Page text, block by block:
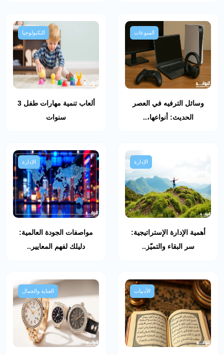
المنوعات
وسائل الترفيه في العصر
الحديث: أنواعها،..
التكنولوجيا
ألعاب تنمية مهارات طفل 3
سنوات
الإدارة
أهمية الإدارة الإستراتيجية:
سر البقاء والتميّز..
الإدارة
مواصفات الجودة العالمية:
دليلك لفهم المعايير..
الأدبيات العناية والجمال